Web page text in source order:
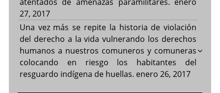
27, 2017
Una vez más se repite la historia de violación
del derecho a la vida vulnerando los derechos
humanos a nuestros comuneros y comuneras
colocando en riesgo los habitantes del
resguardo indígena de huellas. enero 26, 2017